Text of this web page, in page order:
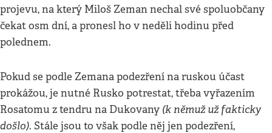
projevu, na který Miloš Zeman nechal své spoluobčany
čekat osm dní, a pronesl ho v neděli hodinu před
polednem.
Pokud se podle Zemana podezření na ruskou účast
prokážou, je nutné Rusko potrestat, třeba vyřazením
Rosatomu z tendru na Dukovany (k němuž už fakticky
došlo). Stále jsou to však podle něj jen podezření,